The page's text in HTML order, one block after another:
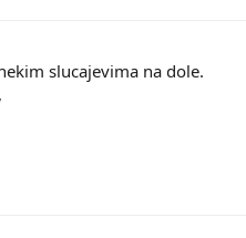
slucajevima na dole.